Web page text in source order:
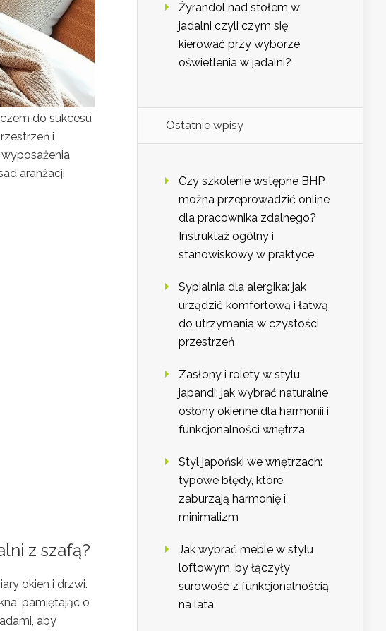
do sukcesu
i
aranżacji
z szafą?
okien i drzwi.
pamiętając o
aby
Żyrandol nad stołem w
jadalni czyli czym się
kierować przy wyborze
oświetlenia w jadalni?
Ostatnie wpisy
Czy szkolenie wstępne BHP
można przeprowadzić online
dla pracownika zdalnego?
Instruktaż ogólny i
stanowiskowy w praktyce
Sypialnia dla alergika: jak
urządzić komfortową i łatwą
do utrzymania w czystości
przestrzeń
Zasłony i rolety w stylu
japandi: jak wybrać naturalne
osłony okienne dla harmonii i
funkcjonalności wnętrza
Styl japoński we wnętrzach:
typowe błędy, które
zaburzają harmonię i
minimalizm
Jak wybrać meble w stylu
loftowym, by łączyły
surowość z funkcjonalnością
na lata